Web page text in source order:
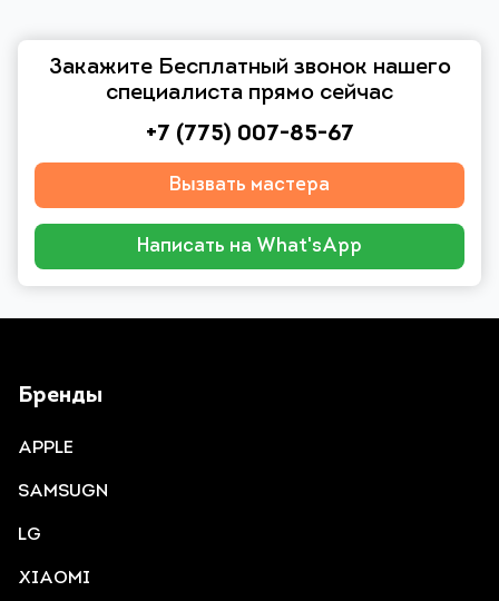
Закажите Бесплатный звонок нашего
специалиста прямо сейчас
+7 (775) 007-85-67
Вызвать мастера
Написать на What'sApp
Бренды
APPLE
SAMSUGN
LG
XIAOMI